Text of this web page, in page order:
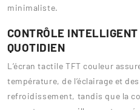
minimaliste.
CONTRÔLE
QUOTIDIEN
L’écran tactile TFT couleur
température, de l’éclairage et
refroidissement, tandis que la